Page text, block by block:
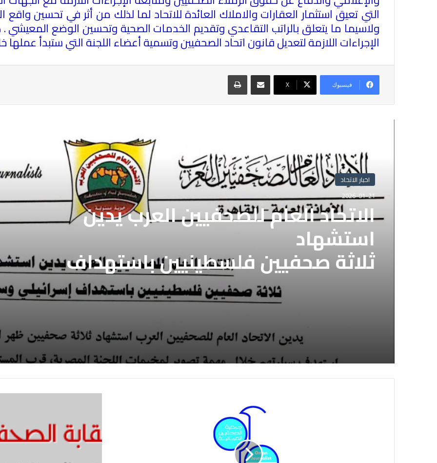
التي تعيق استثمار العقارات والاملاك العائدة للاتحاد لما لذلك من أثر في تحسين
ولاسيما ما يتعلق بالراتب التقاعدي وتقديم الخدمات الصحية وتحسين الوضع المعيشي .
الإجراءات اللازمة لتعديل قانون اتحاد الصحفيين وتسمية أعضاء اللجنة التي ستبدأ عملها
فيسبوك X
مشاركة عبر البريد طباعة
اخبار الاتحاد
2026-01-21
الاتحاد العام للصحفيين العرب يدين
استشهاد
ثلاثة صحفيين فلسطينيين باستهداف
إسرائيلي وسط قطاع غزة